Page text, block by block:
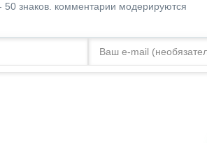
знаков. комментарии модерируются